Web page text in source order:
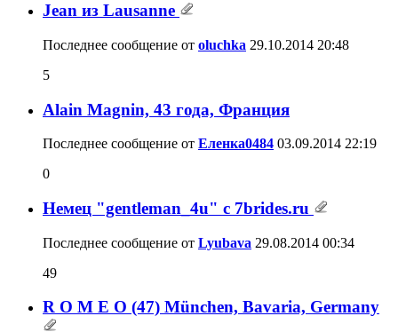
Jean из Lausanne
Последнее сообщение от oluchka 29.10.2014 20:48
5
Аlain Мagnin, 43 года, Франция
Последнее сообщение от Еленка0484 03.09.2014 22:19
0
Немец "gentleman_4u" с 7brides.ru
Последнее сообщение от Lyubava 29.08.2014 00:34
49
R O M E O (47) München, Bavaria, Germany